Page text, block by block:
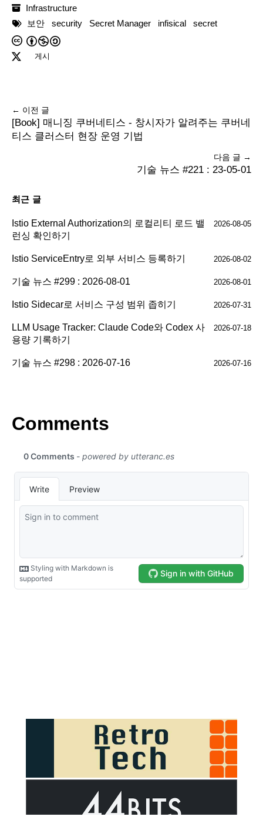
Infrastructure
보안
security Secret Manager infisical secret
게시
← 이전 글
[Book] 매니징 쿠버네티스 - 창시자가 알려주는 쿠버네
티스 클러스터 현장 운영 기법
다음 글 →
기술 뉴스 #221 : 23-05-01
최근 글
Istio External Authorization의 로컬리티 로드 밸
런싱 확인하기
2026-08-05
Istio ServiceEntry로 외부 서비스 등록하기 2026-08-02
기술 뉴스 #299 : 2026-08-01 2026-08-01
Istio Sidecar로 서비스 구성 범위 좁히기 2026-07-31
LLM Usage Tracker: Claude Code와 Codex 사
용량 기록하기
2026-07-18
기술 뉴스 #298 : 2026-07-16 2026-07-16
Comments